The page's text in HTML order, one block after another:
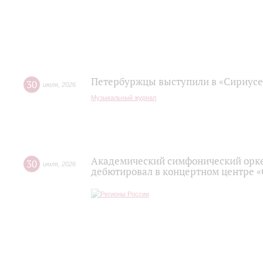
30 июля 2026 Петербуржцы выступили в
Музыкальный журнал
30 июля 2026
Академический симфонический
дебютировал в концертном центре